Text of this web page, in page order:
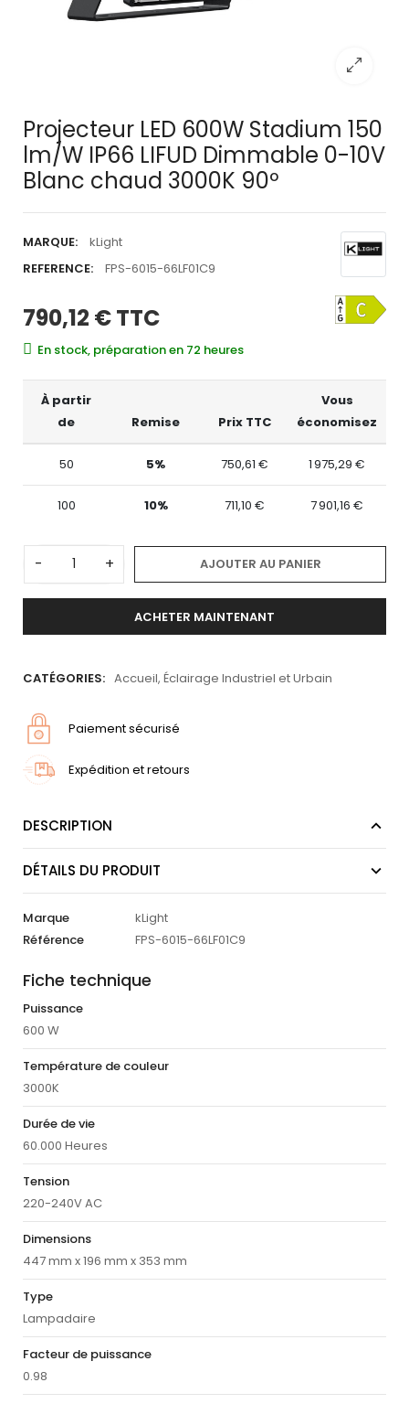
Projecteur LED 600W Stadium 150
lm/W IP66 LIFUD Dimmable 0-10V
Blanc chaud 3000K 90º
MARQUE:
kLight
REFERENCE:
FPS-6015-66LF01C9
790,12 €TTC
En stock, préparation en 72 heures
À partir
de
Remise Prix TTC
Vous
économisez
50 5% 750,61 € 1 975,29 €
100 10% 711,10 € 7 901,16 €
- + AJOUTER AU PANIER
ACHETER MAINTENANT
CATÉGORIES: Accueil, Éclairage Industriel et Urbain
Paiement sécurisé
Expédition et retours
DESCRIPTION
DÉTAILS DU PRODUIT
Marque
kLight
Référence
FPS-6015-66LF01C9
Fiche technique
Puissance
600 W
Température de couleur
3000K
Durée de vie
60.000 Heures
Tension
220-240V AC
Dimensions
447 mm x 196 mm x 353 mm
Type
Lampadaire
Facteur de puissance
0.98